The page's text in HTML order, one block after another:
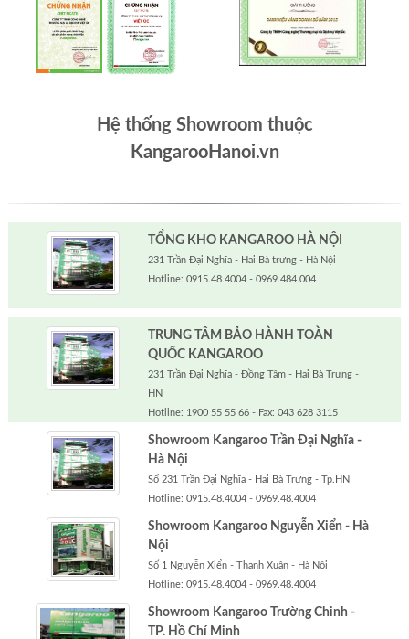
Hệ thống Showroom thuộc
KangarooHanoi.vn
TỔNG KHO KANGAROO HÀ NỘI
231 Trần Đại Nghĩa - Hai Bà trưng - Hà Nội
Hotline: 0915.48.4004 - 0969.484.004
TRUNG TÂM BẢO HÀNH TOÀN
QUỐC KANGAROO
231 Trần Đại Nghĩa - Đồng Tâm - Hai Bà Trưng -
HN
Hotline: 1900 55 55 66 - Fax: 043 628 3115
Showroom Kangaroo Trần Đại Nghĩa -
Hà Nội
Số 231 Trần Đại Nghĩa - Hai Bà Trưng - Tp.HN
Hotline: 0915.48.4004 - 0969.48.4004
Showroom Kangaroo Nguyễn Xiển - Hà
Nội
Số 1 Nguyễn Xiển - Thanh Xuân - Hà Nội
Hotline: 0915.48.4004 - 0969.48.4004
Showroom Kangaroo Trường Chinh -
TP. Hồ Chí Minh